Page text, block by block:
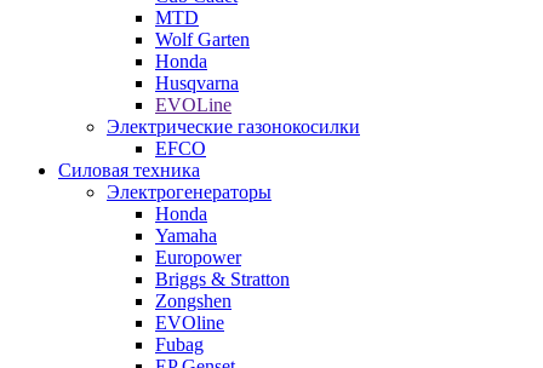
MTD
Wolf Garten
Honda
Husqvarna
EVOLine
Электрические газонокосилки
EFCO
Силовая техника
Электрогенераторы
Honda
Yamaha
Europower
Briggs & Stratton
Zongshen
EVOline
Fubag